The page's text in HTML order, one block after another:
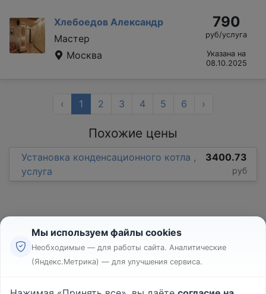
Хлебоедов Александр
Мастер
Москва
790
руб/услуга
Указана на
08.10.2025
‹ 1 2 3 4 5 6 ›
Похожие цены
Установка конденсационного котла ,
услуга
3400.73
руб
Реклама
Мы используем файлы cookies
Необходимые — для работы сайта. Аналитические
(Яндекс.Метрика) — для улучшения сервиса.